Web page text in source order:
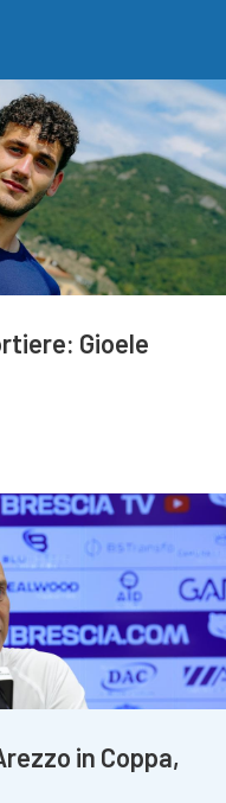
Gioele
in Coppa,